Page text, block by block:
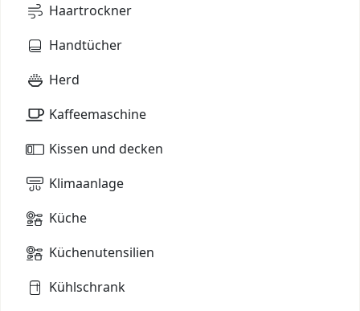
Haartrockner
Handtücher
Herd
Kaffeemaschine
Kissen und decken
Klimaanlage
Küche
Küchenutensilien
Kühlschrank